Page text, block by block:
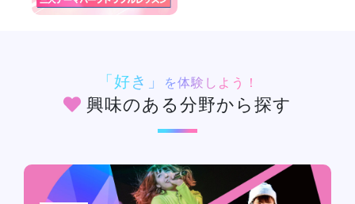
「好き」 を体験しよう！
興味のある分野から探す